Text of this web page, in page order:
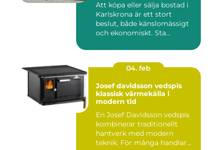
Att köpa eller sälja bostad i
Karlskrona är ett stort
beslut, både känslomässigt
och ekonomiskt. Sta...
04. feb
Josef davidsson vedspis
klassisk värmekälla i
modern tid
En Josef Davidsson vedspis
kombinerar traditionellt
hantverk med modern
teknik. För många handlar